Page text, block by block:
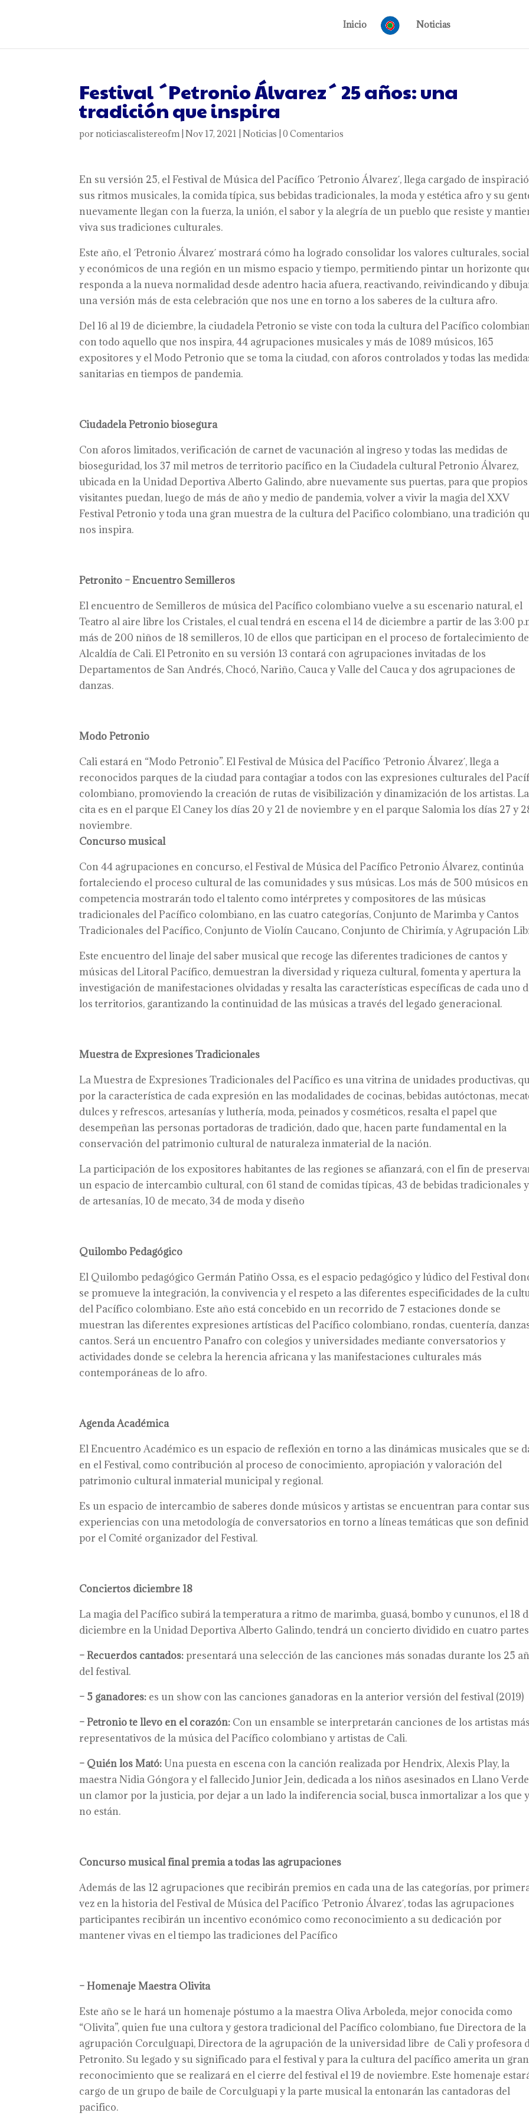
Inicio Noticias
Festival ´Petronio Álvarez´ 25 años: una
tradición que inspira
pornoticiascalistereofm|Nov 17, 2021 |Noticias |0 Comentarios
En su versión 25, el Festival de Música del Pacífico ´Petronio Álvarez´, llega cargado de
sus ritmos musicales, la comida típica, sus bebidas tradicionales, la moda y estética afro y su
nuevamente llegan con la fuerza, la unión, el sabor y la alegría de un pueblo que resiste y
viva sus tradiciones culturales.
Este año, el ´Petronio Álvarez´ mostrará cómo ha logrado consolidar los valores culturales,
y económicos de una región en un mismo espacio y tiempo, permitiendo pintar un horizonte
responda a la nueva normalidad desde adentro hacia afuera, reactivando, reivindicando y
una versión más de esta celebración que nos une en torno a los saberes de la cultura afro.
Del 16 al 19 de diciembre, la ciudadela Petronio se viste con toda la cultura del Pacífico
con todo aquello que nos inspira, 44 agrupaciones musicales y más de 1089 músicos, 165
expositores y el Modo Petronio que se toma la ciudad, con aforos controlados y todas las
sanitarias en tiempos de pandemia.
Ciudadela Petronio biosegura
Con aforos limitados, verificación de carnet de vacunación al ingreso y todas las medidas de
bioseguridad, los 37 mil metros de territorio pacífico en la Ciudadela cultural Petronio Álvarez,
ubicada en la Unidad Deportiva Alberto Galindo, abre nuevamente sus puertas, para que
visitantes puedan, luego de más de año y medio de pandemia, volver a vivir la magia del XXV
Festival Petronio y toda una gran muestra de la cultura del Pacifico colombiano, una tradición
nos inspira.
Petronito – Encuentro Semilleros
El encuentro de Semilleros de música del Pacífico colombiano vuelve a su escenario natural, el
Teatro al aire libre los Cristales, el cual tendrá en escena el 14 de diciembre a partir de las 3:00
más de 200 niños de 18 semilleros, 10 de ellos que participan en el proceso de fortalecimiento
Alcaldía de Cali. El Petronito en su versión 13 contará con agrupaciones invitadas de los
Departamentos de San Andrés, Chocó, Nariño, Cauca y Valle del Cauca y dos agrupaciones de
danzas.
Modo Petronio
Cali estará en “Modo Petronio”. El Festival de Música del Pacífico ´Petronio Álvarez´, llega a
reconocidos parques de la ciudad para contagiar a todos con las expresiones culturales del
colombiano, promoviendo la creación de rutas de visibilización y dinamización de los artistas. La
cita es en el parque El Caney los días 20 y 21 de noviembre y en el parque Salomia los días 27 y
noviembre.
Concurso musical
Con 44 agrupaciones en concurso, el Festival de Música del Pacífico Petronio Álvarez, continúa
fortaleciendo el proceso cultural de las comunidades y sus músicas. Los más de 500 músicos en
competencia mostrarán todo el talento como intérpretes y compositores de las músicas
tradicionales del Pacífico colombiano, en las cuatro categorías, Conjunto de Marimba y Cantos
Tradicionales del Pacífico, Conjunto de Violín Caucano, Conjunto de Chirimía, y Agrupación
Este encuentro del linaje del saber musical que recoge las diferentes tradiciones de cantos y
músicas del Litoral Pacífico, demuestran la diversidad y riqueza cultural, fomenta y apertura la
investigación de manifestaciones olvidadas y resalta las características específicas de cada uno
los territorios, garantizando la continuidad de las músicas a través del legado generacional.
Muestra de Expresiones Tradicionales
La Muestra de Expresiones Tradicionales del Pacífico es una vitrina de unidades productivas,
por la característica de cada expresión en las modalidades de cocinas, bebidas autóctonas,
dulces y refrescos, artesanías y luthería, moda, peinados y cosméticos, resalta el papel que
desempeñan las personas portadoras de tradición, dado que, hacen parte fundamental en la
conservación del patrimonio cultural de naturaleza inmaterial de la nación.
La participación de los expositores habitantes de las regiones se afianzará, con el fin de
un espacio de intercambio cultural, con 61 stand de comidas típicas, 43 de bebidas tradicionales y
de artesanías, 10 de mecato, 34 de moda y diseño
Quilombo Pedagógico
El Quilombo pedagógico Germán Patiño Ossa, es el espacio pedagógico y lúdico del Festival
se promueve la integración, la convivencia y el respeto a las diferentes especificidades de la
del Pacífico colombiano. Este año está concebido en un recorrido de 7 estaciones donde se
muestran las diferentes expresiones artísticas del Pacífico colombiano, rondas, cuentería,
cantos. Será un encuentro Panafro con colegios y universidades mediante conversatorios y
actividades donde se celebra la herencia africana y las manifestaciones culturales más
contemporáneas de lo afro.
Agenda Académica
El Encuentro Académico es un espacio de reflexión en torno a las dinámicas musicales que se
en el Festival, como contribución al proceso de conocimiento, apropiación y valoración del
patrimonio cultural inmaterial municipal y regional.
Es un espacio de intercambio de saberes donde músicos y artistas se encuentran para contar sus
experiencias con una metodología de conversatorios en torno a líneas temáticas que son
por el Comité organizador del Festival.
Conciertos diciembre 18
La magia del Pacífico subirá la temperatura a ritmo de marimba, guasá, bombo y cununos, el 18
diciembre en la Unidad Deportiva Alberto Galindo, tendrá un concierto dividido en cuatro
– Recuerdos cantados:presentará una selección de las canciones más sonadas durante los 25
del festival.
– 5 ganadores: es un show con las canciones ganadoras en la anterior versión del festival (2019)
– Petronio te llevo en el corazón: Con un ensamble se interpretarán canciones de los artistas más
representativos de la música del Pacífico colombiano y artistas de Cali.
– Quién los Mató:Una puesta en escena con la canción realizada por Hendrix, Alexis Play, la
maestra Nidia Góngora y el fallecido Junior Jein, dedicada a los niños asesinados en Llano
un clamor por la justicia, por dejar a un lado la indiferencia social, busca inmortalizar a los que
no están.
Concurso musical final premia a todas las agrupaciones
Además de las 12 agrupaciones que recibirán premios en cada una de las categorías, por
vez en la historia del Festival de Música del Pacífico ´Petronio Álvarez´, todas las agrupaciones
participantes recibirán un incentivo económico como reconocimiento a su dedicación por
mantener vivas en el tiempo las tradiciones del Pacífico
– Homenaje Maestra Olivita
Este año se le hará un homenaje póstumo a la maestra Oliva Arboleda, mejor conocida como
“Olivita”, quien fue una cultora y gestora tradicional del Pacífico colombiano, fue Directora de la
agrupación Corculguapi, Directora de la agrupación de la universidad libre de Cali y profesora
Petronito. Su legado y su significado para el festival y para la cultura del pacífico amerita un gran
reconocimiento que se realizará en el cierre del festival el 19 de noviembre. Este homenaje
cargo de un grupo de baile de Corculguapi y la parte musical la entonarán las cantadoras del
pacifico.